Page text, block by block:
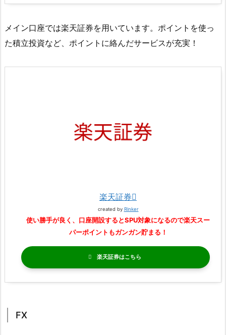
メイン口座では楽天証券を用いています。ポイントを使っ
た積立投資など、ポイントに絡んだサービスが充実！
楽天証券
created by Rinker
使い勝手が良く、口座開設するとSPU対象になるので楽天スー
パーポイントもガンガン貯まる！
楽天証券
FX